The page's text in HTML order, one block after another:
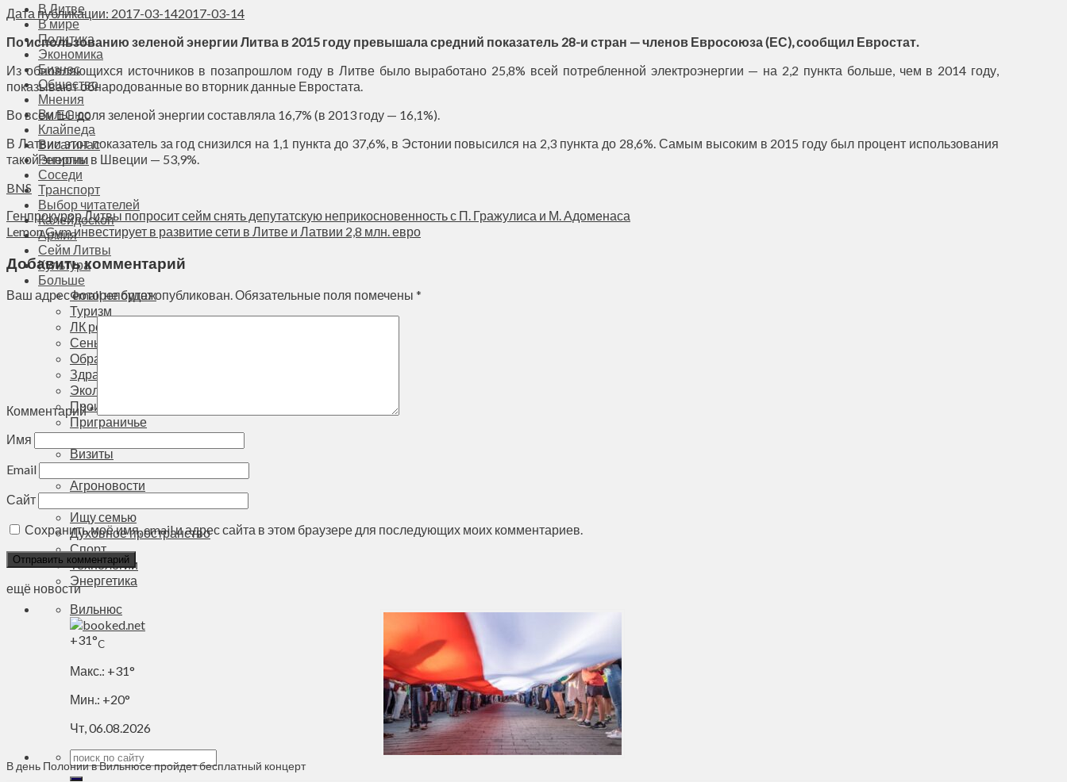
В Литве
В мире
Политика
Экономика
Бизнес
Общество
Мнения
Вильнюс
Клайпеда
Висагинас
Регионы
Соседи
Транспорт
Выбор читателей
Калейдоскоп
Армия
Сейм Литвы
Культура
Больше
Фоторепортаж
Туризм
ЛК рекомендует
Сеньорам
Образование
Здравоохранение
Экология
Происшествия
Приграничье
Деньги
Визиты
Агроновости
Ищу семью
Духовное пространство
Спорт
Технологии
Энергетика
Вильнюс
+31°C
Макс.: +31°
Мин.: +20°
Чт, 06.08.2026
Дата публикации: 2017-03-142017-03-14
По использованию зеленой энергии Литва в 2015 году превышала средний показатель 28-и стран — членов Евросоюза (ЕС), сообщил Евростат.
Из обновляющихся источников в позапрошлом году в Литве было выработано 25,8% всей потребленной электроэнергии — на 2,2 пункта больше, чем в 2014 году,
показывают обнародованные во вторник данные Евростата.
Во всем ЕС доля зеленой энергии составляла 16,7% (в 2013 году — 16,1%).
В Латвии этот показатель за год снизился на 1,1 пункта до 37,6%, в Эстонии повысился на 2,3 пункта до 28,6%. Самым высоким в 2015 году был процент использования
такой энергии в Швеции — 53,9%.
BNS
Генпрокурор Литвы попросит сейм снять депутатскую неприкосновенность с П. Гражулиса и М. Адоменаса
Lemon Gym инвестирует в развитие сети в Литве и Латвии 2,8 млн. евро
Добавить комментарий
Ваш адрес email не будет опубликован.Обязательные поля помечены *
Комментарий*
Имя
Email
Сайт
Сохранить моё имя, email и адрес сайта в этом браузере для последующих моих комментариев.
ещё новости
В день Полонии в Вильнюсе пройдет бесплатный концерт